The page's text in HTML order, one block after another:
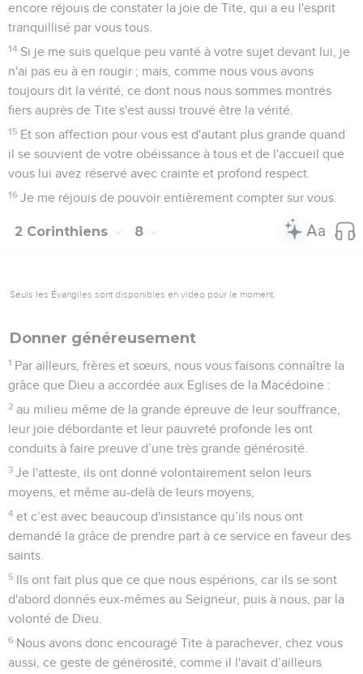
encore réjouis de constater la joie de Tite, qui a eu l'esprit
tranquillisé par vous tous.
14 Si je me suis quelque peu vanté à votre sujet devant lui, je
n'ai pas eu à en rougir ; mais, comme nous vous avons
toujours dit la vérité, ce dont nous nous sommes montrés
fiers auprès de Tite s'est aussi trouvé être la vérité.
15 Et son affection pour vous est d'autant plus grande quand
il se souvient de votre obéissance à tous et de l'accueil que
vous lui avez réservé avec crainte et profond respect.
16 Je me réjouis de pouvoir entièrement compter sur vous.
2 Corinthiens 8
Seuls les Évangiles sont disponibles en vidéo pour le moment.
Donner généreusement
1 Par ailleurs, frères et sœurs, nous vous faisons connaître la
grâce que Dieu a accordée aux Eglises de la Macédoine :
2 au milieu même de la grande épreuve de leur souffrance,
leur joie débordante et leur pauvreté profonde les ont
conduits à faire preuve d’une très grande générosité.
3 Je l'atteste, ils ont donné volontairement selon leurs
moyens, et même au-delà de leurs moyens,
4 et c’est avec beaucoup d'insistance qu’ils nous ont
demandé la grâce de prendre part à ce service en faveur des
saints.
5 Ils ont fait plus que ce que nous espérions, car ils se sont
d'abord donnés eux-mêmes au Seigneur, puis à nous, par la
volonté de Dieu.
6 Nous avons donc encouragé Tite à parachever, chez vous
aussi, ce geste de générosité, comme il l'avait d’ailleurs